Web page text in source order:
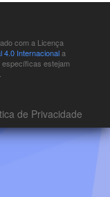
com a Licença
4.0 Internacionala
específicas estejam
de Privacidade